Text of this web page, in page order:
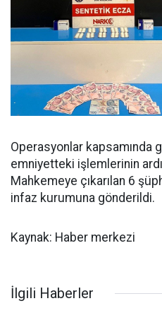
Operasyonlar kapsamında
emniyetteki işlemlerinin
Mahkemeye çıkarılan 6
infaz kurumuna gönderildi.
Kaynak: Haber merkezi
İlgili Haberler